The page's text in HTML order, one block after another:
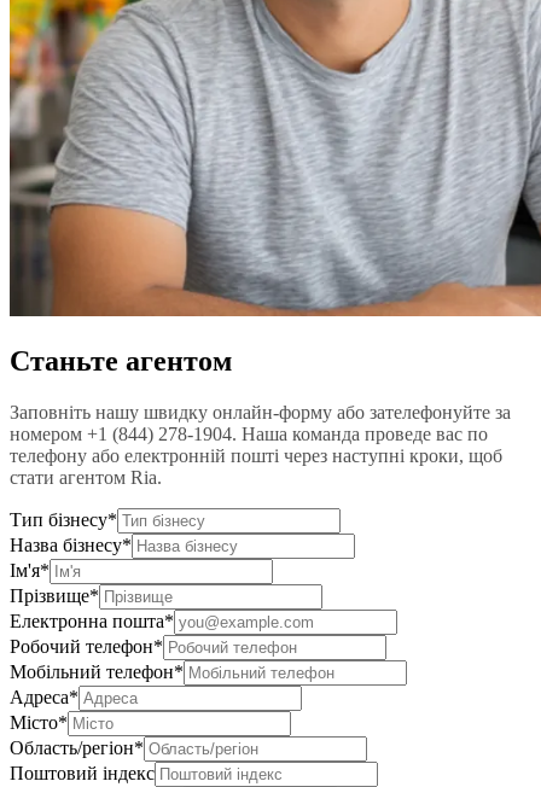
Станьте агентом
Заповніть нашу швидку онлайн-форму або зателефонуйте за
номером +1 (844) 278-1904. Наша команда проведе вас по
телефону або електронній пошті через наступні кроки, щоб
стати агентом Ria.
Тип бізнесу*
Назва бізнесу*
Ім'я*
Прізвище*
Електронна пошта*
Робочий телефон*
Мобільний телефон*
Адреса*
Місто*
Область/регіон*
Поштовий індекс